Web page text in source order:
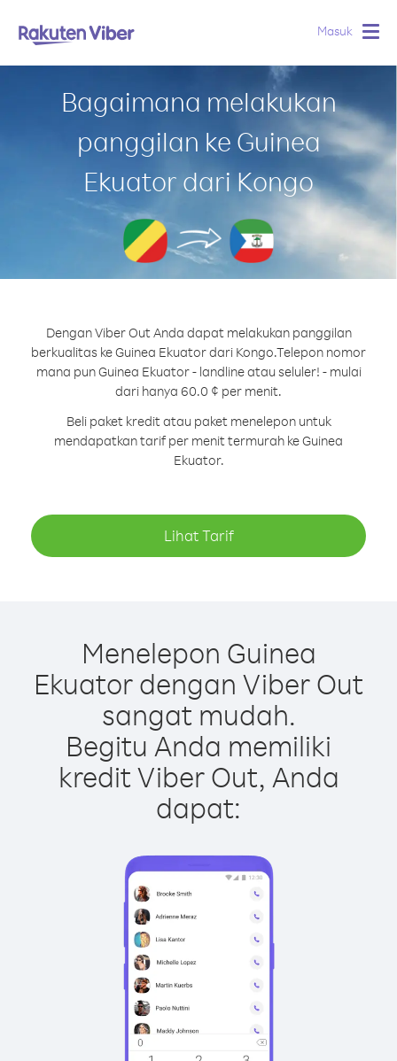
Masuk
Bagaimana melakukan
panggilan ke Guinea
Ekuator dari Kongo
Dengan Viber Out Anda dapat melakukan panggilan
berkualitas ke Guinea Ekuator dari Kongo.Telepon nomor
mana pun Guinea Ekuator - landline atau seluler! - mulai
dari hanya 60.0 ¢ per menit.
Beli paket kredit atau paket menelepon untuk
mendapatkan tarif per menit termurah ke Guinea
Ekuator.
Lihat Tarif
Menelepon Guinea
Ekuator dengan Viber Out
sangat mudah.
Begitu Anda memiliki
kredit Viber Out, Anda
dapat: